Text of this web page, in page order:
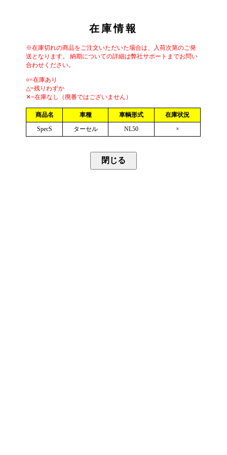
在庫情報
※在庫切れの商品をご注文いただいた場合は、入荷次第のご発
送となります。 納期についての詳細は弊社サポートまでお問い
合わせください。
○=在庫あり
△=残りわずか
✕=在庫なし（廃番ではございません）
商品名 車種 車輌形式
在庫状況
SpecS
ターセル NL50 ×